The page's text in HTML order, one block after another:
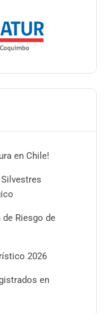
en Chile!
Riesgo de
2026
en